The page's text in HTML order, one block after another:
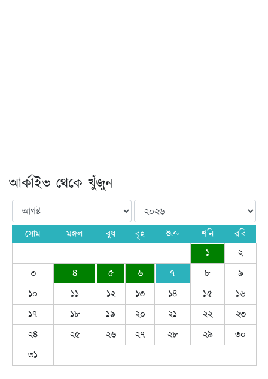
আর্কাইভ থেকে খুঁজুন
সোম মঙ্গল বুধ বৃহ শুক্র শনি
রবি
১
২
৩
৪ ৫ ৬ ৭ ৮
৯
১০
১১ ১২ ১৩ ১৪ ১৫
১৬
১৭
১৮ ১৯ ২০ ২১ ২২
২৩
২৪
২৫ ২৬ ২৭ ২৮ ২৯
৩০
৩১